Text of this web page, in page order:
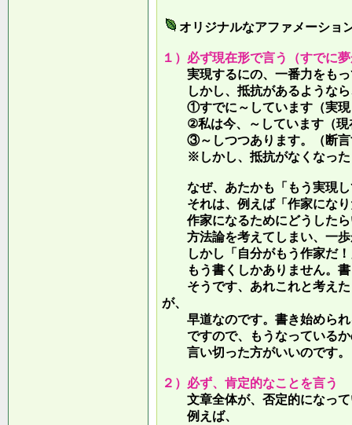
オリジナルなアファメーショ
１）必ず現在形で言う（すでに
実現するにの、一番力をもっ
しかし、抵抗があるような
①すでに～しています（実現
②私は今、～しています（現
③～しつつあります。（断言
※しかし、抵抗がなくなった
なぜ、あたかも「もう実現し
それは、例えば「作家になり
作家になるためにどうしたら
方法論を考えてしまい、一歩
しかし「自分がもう作家だ！
もう書くしかありません。書
そうです、あれこれと考えた
が、
早道なのです。書き始められ
ですので、もうなっているか
言い切った方がいいのです。
２）必ず、肯定的なことを言う
文章全体が、否定的になっ
例えば、